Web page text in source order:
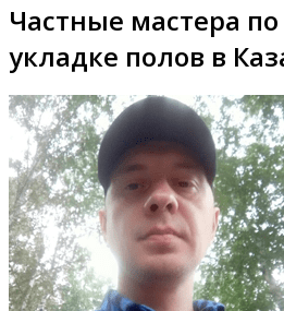
Частные мастера
укладке полов в